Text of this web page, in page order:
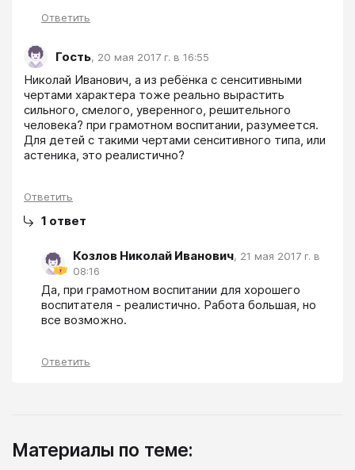
Ответить
Гость, 20 мая 2017 г. в 16:55
Николай Иванович, а из ребёнка с сенситивными
чертами характера тоже реально вырастить
сильного, смелого, уверенного, решительного
человека? при грамотном воспитании, разумеется.
Для детей с такими чертами сенситивного типа, или
астеника, это реалистично?
Ответить
1 ответ
Козлов Николай Иванович, 21 мая 2017 г. в
08:16
Да, при грамотном воспитании для хорошего
воспитателя - реалистично. Работа большая, но
все возможно.
Ответить
Материалы по теме: